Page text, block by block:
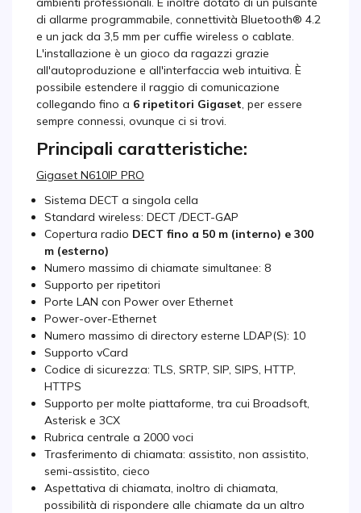
di allarme programmabile, connettività Bluetooth® 4.2
e un jack da 3,5 mm per cuffie wireless o cablate.
L'installazione è un gioco da ragazzi grazie
all'autoproduzione e all'interfaccia web intuitiva. È
possibile estendere il raggio di comunicazione
collegando fino a 6 ripetitori Gigaset , per essere
sempre connessi, ovunque ci si trovi.
Principali caratteristiche:
Gigaset N610IP PRO
Sistema DECT a singola cella
Standard wireless: DECT /DECT-GAP
Copertura radio DECT fino a 50 m (interno) e 300
m (esterno)
Numero massimo di chiamate simultanee: 8
Supporto per ripetitori
Porte LAN con Power over Ethernet
Power-over-Ethernet
Numero massimo di directory esterne LDAP(S): 10
Supporto vCard
Codice di sicurezza: TLS, SRTP, SIP, SIPS, HTTP,
HTTPS
Supporto per molte piattaforme, tra cui Broadsoft,
Asterisk e 3CX
Rubrica centrale a 2000 voci
Trasferimento di chiamata: assistito, non assistito,
semi-assistito, cieco
Aspettativa di chiamata, inoltro di chiamata,
possibilità di rispondere alle chiamate da un altro